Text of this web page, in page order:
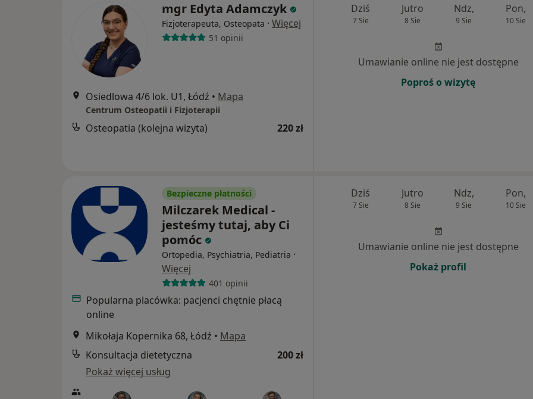
mgr Edyta Adamczyk
Fizjoterapeuta, Osteopata · Więcej
51 opinii
Osiedlowa 4/6 lok. U1, Łódź • Mapa
Centrum Osteopatii i Fizjoterapii
Osteopatia (kolejna wizyta) 220 zł
Dziś
7 Sie
Jutro
8 Sie
Ndz,
9 Sie
Pon,
10 Sie
Umawianie online nie jest dostępne
Poproś o wizytę
Bezpieczne płatności
Milczarek Medical -
jesteśmy tutaj, aby Ci
pomóc
Ortopedia, Psychiatria, Pediatria ·
Więcej
401 opinii
Popularna placówka: pacjenci chętnie płacą
online
Mikołaja Kopernika 68, Łódź • Mapa
Konsultacja dietetyczna
200 zł
Pokaż więcej usług
Dziś
7 Sie
Jutro
8 Sie
Ndz,
9 Sie
Pon,
10 Sie
Umawianie online nie jest dostępne
Pokaż profil